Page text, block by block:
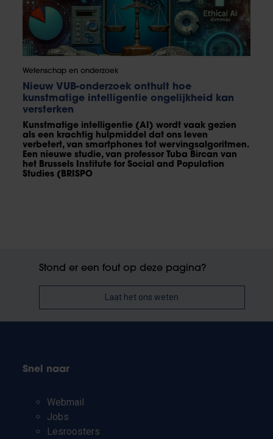
Wetenschap en onderzoek
Nieuw VUB-onderzoek onthult hoe
kunstmatige intelligentie ongelijkheid kan
versterken
Kunstmatige intelligentie (AI) wordt vaak gezien
als een krachtig hulpmiddel dat ons leven
verbetert, van smartphones tot wervingsalgoritmen.
Een nieuwe studie, van professor Tuba Bircan van
het Brussels Institute for Social and Population
Studies (BRISPO
Stond er een fout op deze pagina?
Laat het ons weten
Snel naar
Webmail
Jobs
Lesroosters